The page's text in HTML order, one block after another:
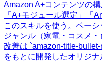
Amazon A+コンテンツの
「A+モジュール選定」「
このスキルを使う。ベー
ジャンル（家電・コスメ
改善は `amazon-title-
をもとに開発したオリジナ